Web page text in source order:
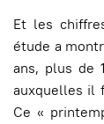
Et les
étude a
ans, plus de
auxquelles il
Ce «